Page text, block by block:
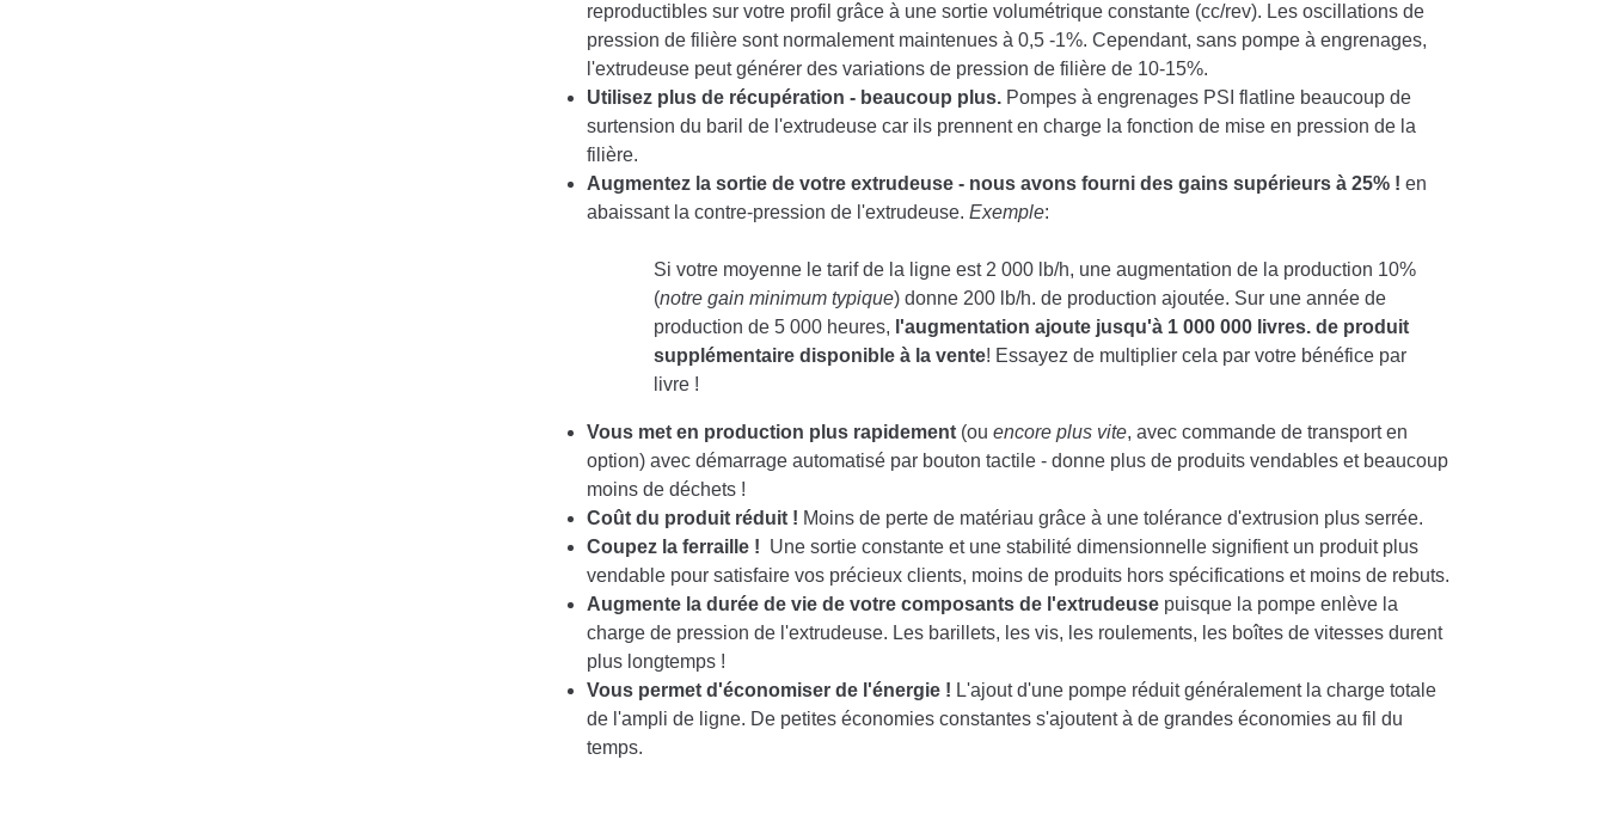
reproductibles sur votre profil grâce à une sortie volumétrique constante (cc/rev). Les oscillations de
pression de filière sont normalement maintenues à 0,5 -1%. Cependant, sans pompe à engrenages,
l'extrudeuse peut générer des variations de pression de filière de 10-15%.
Utilisez plus de récupération - beaucoup plus. Pompes à engrenages PSI flatline beaucoup de
surtension du baril de l'extrudeuse car ils prennent en charge la fonction de mise en pression de la
filière.
Augmentez la sortie de votre extrudeuse - nous avons fourni des gains supérieurs à 25% ! en
abaissant la contre-pression de l'extrudeuse. Exemple:
Si votre moyenne le tarif de la ligne est 2 000 lb/h, une augmentation de la production 10%
(notre gain minimum typique) donne 200 lb/h. de production ajoutée. Sur une année de
production de 5 000 heures, l'augmentation ajoute jusqu'à 1 000 000 livres. de produit
supplémentaire disponible à la vente! Essayez de multiplier cela par votre bénéfice par
livre !
Vous met en production plus rapidement (ou encore plus vite, avec commande de transport en
option) avec démarrage automatisé par bouton tactile - donne plus de produits vendables et beaucoup
moins de déchets !
Coût du produit réduit ! Moins de perte de matériau grâce à une tolérance d'extrusion plus serrée.
Coupez la ferraille ! Une sortie constante et une stabilité dimensionnelle signifient un produit plus
vendable pour satisfaire vos précieux clients, moins de produits hors spécifications et moins de rebuts.
Augmente la durée de vie de votre composants de l'extrudeuse puisque la pompe enlève la
charge de pression de l'extrudeuse. Les barillets, les vis, les roulements, les boîtes de vitesses durent
plus longtemps !
Vous permet d'économiser de l'énergie ! L'ajout d'une pompe réduit généralement la charge totale
de l'ampli de ligne. De petites économies constantes s'ajoutent à de grandes économies au fil du
temps.